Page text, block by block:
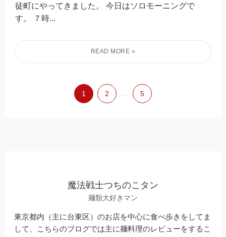
徒町にやってきました。 今日はソロモーニングで
す。 ７時...
1 2 5
魔法戦士つちのこタン
麺類大好きマン
東京都内（主に台東区）のお店を中心に食べ歩きをしてま
して、こちらのブログでは主に麺料理のレビューをするこ